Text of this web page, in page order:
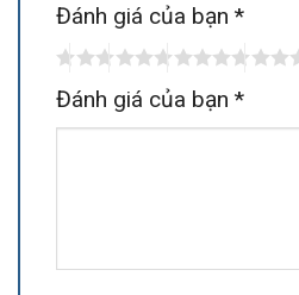
Đánh giá của bạn *
Đánh giá của bạn *